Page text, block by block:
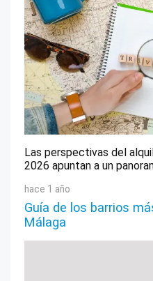
Las perspectivas del
2026 apuntan a un
hace 1 año
Guía de los barrios
Málaga